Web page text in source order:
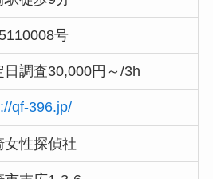
号
日調査30,000円～/3h
qf-396.jp/
女性探偵社